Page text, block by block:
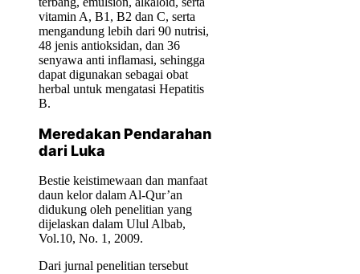
vitamin A, B1, B2 dan C, serta
mengandung lebih dari 90 nutrisi,
48 jenis antioksidan, dan 36
senyawa anti inflamasi, sehingga
dapat digunakan sebagai obat
herbal untuk mengatasi Hepatitis
B.
Meredakan Pendarahan
dari Luka
Bestie keistimewaan dan manfaat
daun kelor dalam Al-Qur’an
didukung oleh penelitian yang
dijelaskan dalam Ulul Albab,
Vol.10, No. 1, 2009.
Dari jurnal penelitian tersebut